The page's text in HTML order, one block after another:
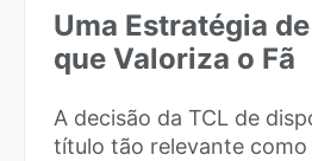
Uma Estratégia
que Valoriza o Fã
A decisão da TCL de
título tão relevante como